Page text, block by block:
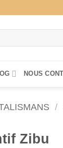
NOUS
/
Zibu